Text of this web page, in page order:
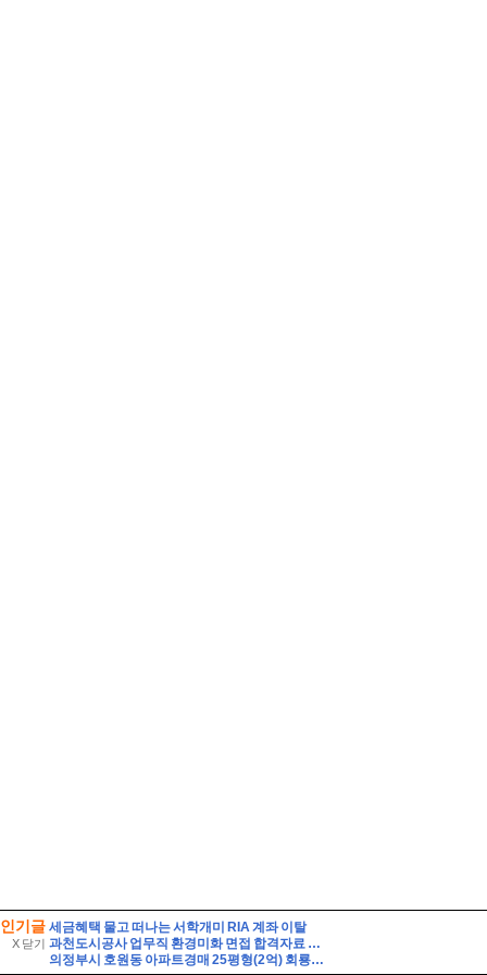
인기글
X 닫기
세금혜택 물고 떠나는 서학개미 RIA 계좌 이탈
과천도시공사 업무직 환경미화 면접 합격자료 자기소개 스크립트 및 실제 면접 합격 답안
의정부시 호원동 아파트경매 25평형(2억) 회룡역인근 신원아파트 14층 유찰1회 의정부호원동신원아파트 법원경매 매매